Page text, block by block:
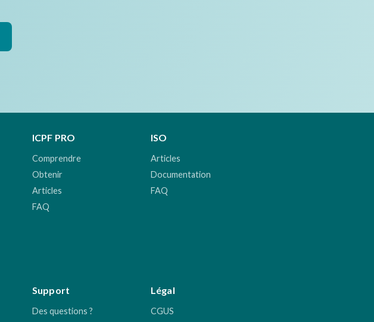
ICPF PRO
Comprendre
Obtenir
Articles
FAQ
ISO
Articles
Documentation
FAQ
Support
Des questions ?
Légal
CGUS